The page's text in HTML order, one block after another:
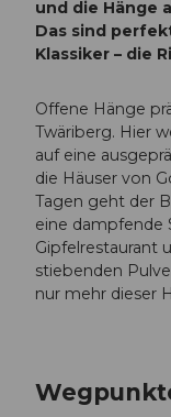
und die Hänge
Das sind
Klassiker – die
Offene Hänge
Twäriberg. Hier
auf eine
die Häuser von
Tagen geht der
eine dampfende
Gipfelrestaurant
stiebenden
nur mehr dieser